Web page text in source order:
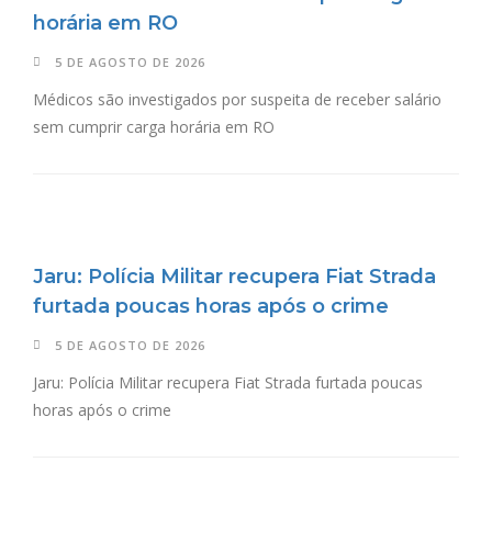
horária em RO
5 DE AGOSTO DE 2026
Médicos são investigados por suspeita de receber salário
sem cumprir carga horária em RO
Jaru: Polícia Militar recupera Fiat Strada
furtada poucas horas após o crime
5 DE AGOSTO DE 2026
Jaru: Polícia Militar recupera Fiat Strada furtada poucas
horas após o crime